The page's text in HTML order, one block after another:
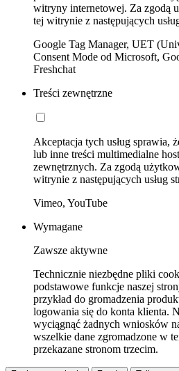
witryny internetowej. Za zgodą
tej witrynie z następujących
Google Tag Manager, UET
Consent Mode od Microsoft,
Freshchat
Treści zewnętrzne
Akceptacja tych usług sprawia,
lub inne treści multimedialne
zewnętrznych. Za zgodą
witrynie z następujących usług
Vimeo, YouTube
Wymagane
Zawsze aktywne
Technicznie niezbędne pliki
podstawowe funkcje naszej
przykład do gromadzenia
logowania się do konta klienta.
wyciągnąć żadnych wniosków
wszelkie dane zgromadzone w
przekazane stronom trzecim.